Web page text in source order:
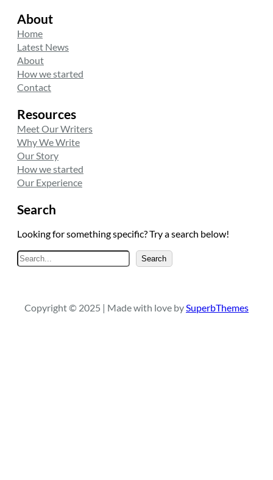
About
Home
Latest News
About
How we started
Contact
Resources
Meet Our Writers
Why We Write
Our Story
How we started
Our Experience
Search
Looking for something specific? Try a search below!
A
r
Search
Copyright © 2025 | Made with love bySuperbThemes